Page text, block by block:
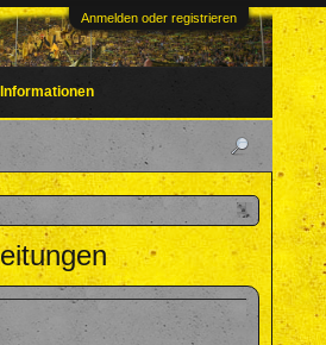
Anmelden oder registrieren
Informationen